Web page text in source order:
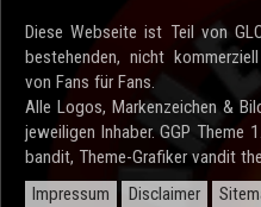
Diese Webseite ist Teil von
bestehenden, nicht
von Fans für Fans.
Alle Logos, Markenzeichen &
jeweiligen Inhaber. GGP
bandit, Theme-Grafiker vandit
Impressum
Disclaimer